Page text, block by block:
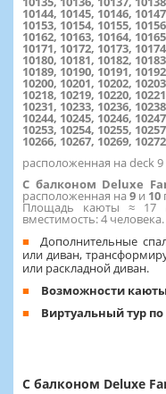
10144, 10145, 10146,
10153, 10154, 10155,
10162, 10163, 10164,
10171, 10172, 10173,
10180, 10181, 10182,
10189, 10190, 10191,
10200, 10201, 10202,
10218, 10219, 10220,
10231, 10233, 10236,
10244, 10245, 10246,
10253, 10254, 10255,
10266, 10267, 10269,
расположенная на deck
С балконом Deluxe
расположенная на 9 и 10
Площадь каюты ≈ 17
вместимость: 4 человека.
Дополнительные
или диван,
или раскладной диван.
Возможности
Виртуальный тур по
С балконом Deluxe